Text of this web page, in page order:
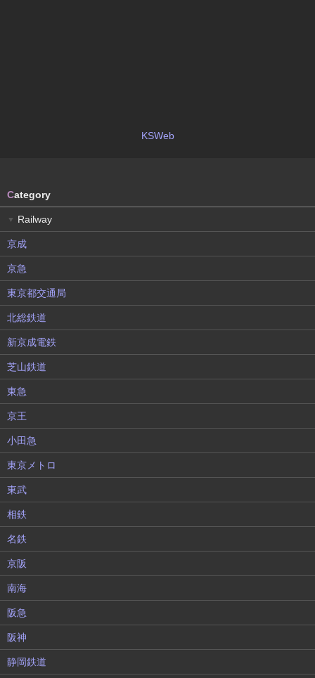
KSWeb
Category
▼ Railway
京成
京急
東京都交通局
北総鉄道
新京成電鉄
芝山鉄道
東急
京王
小田急
東京メトロ
東武
相鉄
名鉄
京阪
南海
阪急
阪神
静岡鉄道